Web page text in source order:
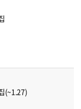
(~1.27)